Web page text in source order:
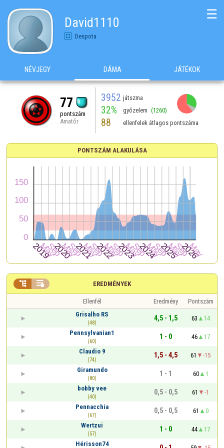
David1110
Despota
☰
NÉVJEGY DÁMA JÁTÉKOK
77
pontszám
Amatőr
3952 játszma
32% győzelem (1260)
88 ellenfelek átlagos pontszáma
PONTSZÁM ALAKULÁSA
EREDMÉNYEK
 
Ellenfél Eredmény
Pontszám
Grisalho RS
(48)
4,5 - 1,5 63
14
Pennsylvanian1
(60)
1 - 0 46
17
Claudio 9
(74)
1,5 - 4,5 61
-15
Giramundo
(80)
1 - 1 60
1
bobby vee
(40)
0,5 - 0,5 61
-1
Pennacchia
(67)
0,5 - 0,5 61
0
Wertzui
(57)
1 - 0 44
17
Hérisson74